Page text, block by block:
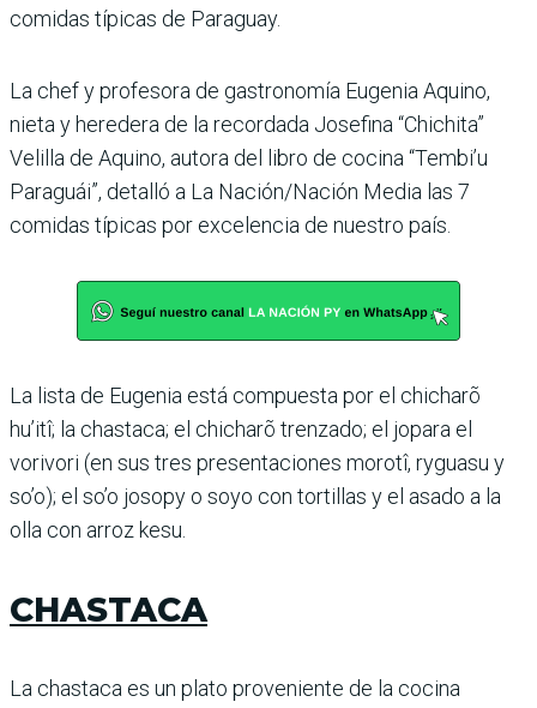
comidas típicas de Paraguay.
La chef y profesora de gastronomía Eugenia Aquino,
nieta y heredera de la recordada Josefina “Chichita”
Velilla de Aquino, autora del libro de cocina “Tembi’u
Paraguái”, detalló a La Nación/Nación Media las 7
comidas típicas por excelencia de nuestro país.
La lista de Eugenia está compuesta por el chicharõ
hu’itî; la chastaca; el chicharõ trenzado; el jopara el
vorivori (en sus tres presentaciones morotî, ryguasu y
so’o); el so’o josopy o soyo con tortillas y el asado a la
olla con arroz kesu.
CHASTACA
La chastaca es un plato proveniente de la cocina